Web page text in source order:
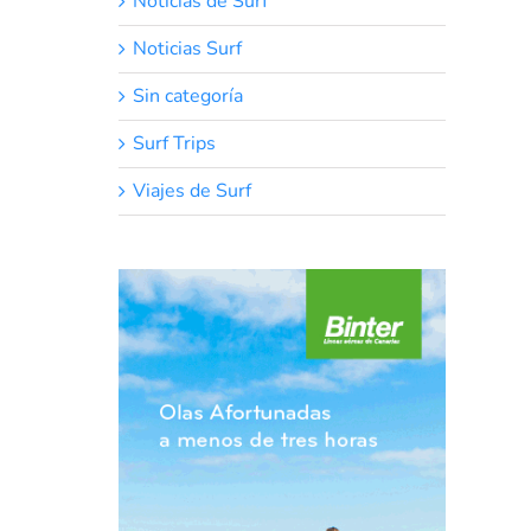
Noticias Surf
Sin categoría
Surf Trips
Viajes de Surf